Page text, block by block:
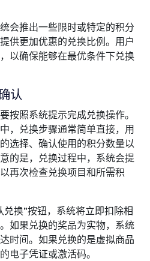
会推出一些限时或特定的积分
供更加优惠的兑换比例。用户
以确保能够在最优条件下兑换
认
按照系统提示完成兑换操作。
，兑换步骤通常简单直接，用
选择、确认使用的积分数量以
的是，兑换过程中，系统会提
再次检查兑换项目和所需积
换”按钮，系统将立即扣除相
如果兑换的奖品为实物，系统
时间。如果兑换的是虚拟商品
电子凭证或激活码。